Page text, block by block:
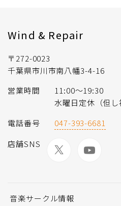
Wind & Repair
〒272-0023
千葉県市川市南八幡3-4-16
営業時間
11:00〜19:30
水曜日定休（但し
電話番号
047-393-6681
店舗SNS
音楽サークル情報